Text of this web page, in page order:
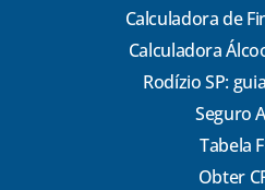
Calculadora de
Calculadora
Rodízio SP:
Seguro
Tabela
Obter